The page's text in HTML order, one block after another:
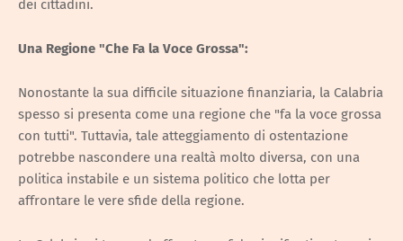
dei cittadini.
Una Regione "Che Fa la Voce Grossa":
Nonostante la sua difficile situazione finanziaria, la Calabria
spesso si presenta come una regione che "fa la voce grossa
con tutti". Tuttavia, tale atteggiamento di ostentazione
potrebbe nascondere una realtà molto diversa, con una
politica instabile e un sistema politico che lotta per
affrontare le vere sfide della regione.